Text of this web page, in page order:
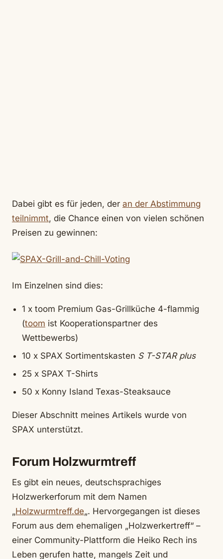
Dabei gibt es für jeden, der an der Abstimmung
teilnimmt, die Chance einen von vielen schönen
Preisen zu gewinnen:
Im Einzelnen sind dies:
1 x toom Premium Gas-Grillküche 4-flammig
(toom ist Kooperationspartner des
Wettbewerbs)
10 x SPAX Sortimentskasten S T-STAR plus
25 x SPAX T-Shirts
50 x Konny Island Texas-Steaksauce
Dieser Abschnitt meines Artikels wurde von
SPAX unterstützt.
Forum Holzwurmtreff
Es gibt ein neues, deutschsprachiges
Holzwerkerforum mit dem Namen
„Holzwurmtreff.de„. Hervorgegangen ist dieses
Forum aus dem ehemaligen „Holzwerkertreff“ –
einer Community-Plattform die Heiko Rech ins
Leben gerufen hatte, mangels Zeit und